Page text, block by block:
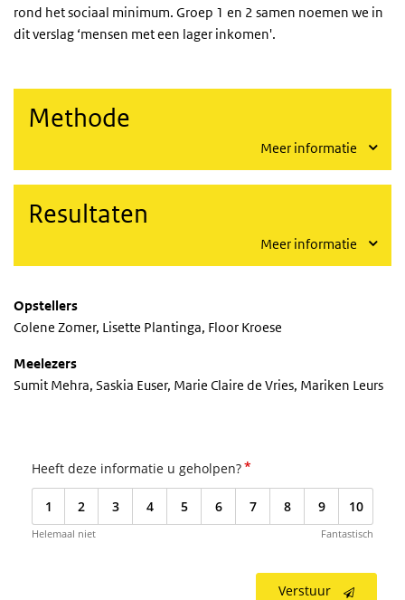
rond het sociaal minimum. Groep 1 en 2 samen noemen we in
dit verslag ‘mensen met een lager inkomen'.
Methode
Meer informatie
Resultaten
Meer informatie
Opstellers
Colene Zomer, Lisette Plantinga, Floor Kroese
Meelezers
Sumit Mehra, Saskia Euser, Marie Claire de Vries, Mariken Leurs
Heeft deze informatie u geholpen?*
1 2 3 4 5 6 7 8 9 10
Helemaal niet Fantastisch
Verstuur